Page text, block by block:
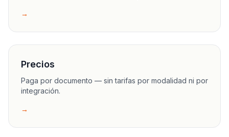
→
Precios
Paga por documento — sin tarifas por modalidad ni por
integración.
→